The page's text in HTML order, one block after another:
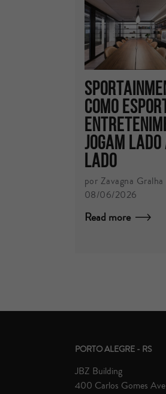
Como
jogam lado
lado
por Zavagna Gralha
08/06/2026
Read more
PORTO ALEGRE - RS
JBZ Building
400 Carlos Gomes